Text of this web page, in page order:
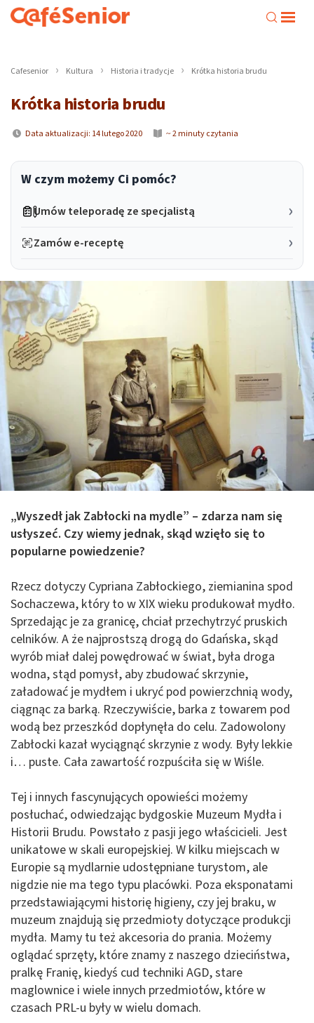
Cafesenior Kultura Historia i tradycje Krótka historia brudu
Krótka historia brudu
Data aktualizacji: 14 lutego 2020 ~ 2 minuty czytania
W czym możemy Ci pomóc?
Umów teleporadę ze specjalistą
Zamów e-receptę
„Wyszedł jak Zabłocki na mydle” – zdarza nam się
usłyszeć. Czy wiemy jednak, skąd wzięło się to
popularne powiedzenie?
Rzecz dotyczy Cypriana Zabłockiego, ziemianina spod
Sochaczewa, który to w XIX wieku produkował mydło.
Sprzedając je za granicę, chciał przechytrzyć pruskich
celników. A że najprostszą drogą do Gdańska, skąd
wyrób miał dalej powędrować w świat, była droga
wodna, stąd pomysł, aby zbudować skrzynie,
załadować je mydłem i ukryć pod powierzchnią wody,
ciągnąc za barką. Rzeczywiście, barka z towarem pod
wodą bez przeszkód dopłynęła do celu. Zadowolony
Zabłocki kazał wyciągnąć skrzynie z wody. Były lekkie
i… puste. Cała zawartość rozpuściła się w Wiśle.
Tej i innych fascynujących opowieści możemy
posłuchać, odwiedzając bydgoskie Muzeum Mydła i
Historii Brudu. Powstało z pasji jego właścicieli. Jest
unikatowe w skali europejskiej. W kilku miejscach w
Europie są mydlarnie udostępniane turystom, ale
nigdzie nie ma tego typu placówki. Poza eksponatami
przedstawiającymi historię higieny, czy jej braku, w
muzeum znajdują się przedmioty dotyczące produkcji
mydła. Mamy tu też akcesoria do prania. Możemy
oglądać sprzęty, które znamy z naszego dzieciństwa,
pralkę Franię, kiedyś cud techniki AGD, stare
maglownice i wiele innych przedmiotów, które w
czasach PRL-u były w wielu domach.